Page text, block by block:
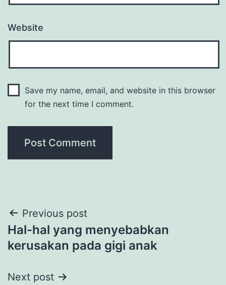
Website
Save my name, email, and website in this browser
for the next time I comment.
Post
navigation
Previous post
Hal-hal yang menyebabkan
kerusakan pada gigi anak
Next post